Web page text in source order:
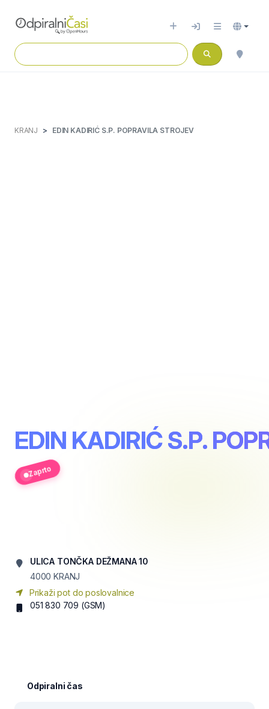
KRANJ EDIN KADIRIĆ S.P. POPRAVILA STROJEV
EDIN KADIRIĆ S.P.
Zaprto
ULICA TONČKA DEŽMANA 10
4000 KRANJ
Prikaži pot do poslovalnice
051 830 709 (GSM)
Odpiralni čas